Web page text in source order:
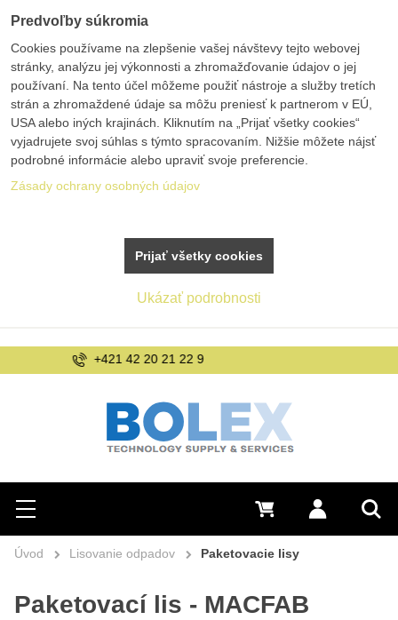
Hľadať
Menu Prihlásiť sa
0 €
info@bolex.sk
Úvod Lisovanie odpadov Paketovacie lisy
Paketovací lis - MACFAB
Predvoľby súkromia
Cookies používame na zlepšenie vašej návštevy tejto webovej
stránky, analýzu jej výkonnosti a zhromažďovanie údajov o jej
používaní. Na tento účel môžeme použiť nástroje a služby tretích
strán a zhromaždené údaje sa môžu preniesť k partnerom v EÚ,
USA alebo iných krajinách. Kliknutím na „Prijať všetky cookies“
vyjadrujete svoj súhlas s týmto spracovaním. Nižšie môžete nájsť
podrobné informácie alebo upraviť svoje preferencie.
Zásady ochrany osobných údajov
Ukázať podrobnosti
Prijať všetky cookies